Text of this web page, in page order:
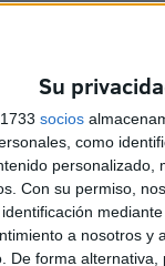
Su
socios
como
Con su permiso,
a nosotros y
De forma
y que, por
Que se